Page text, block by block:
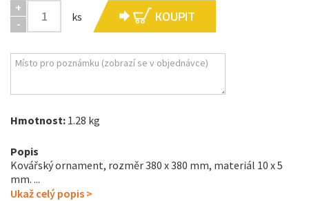
+
-
ks KOUPIT
Hmotnost: 1.28 kg
Popis
Kovářský ornament, rozměr 380 x 380 mm, materiál 10 x 5
mm. ...
Ukaž celý popis >